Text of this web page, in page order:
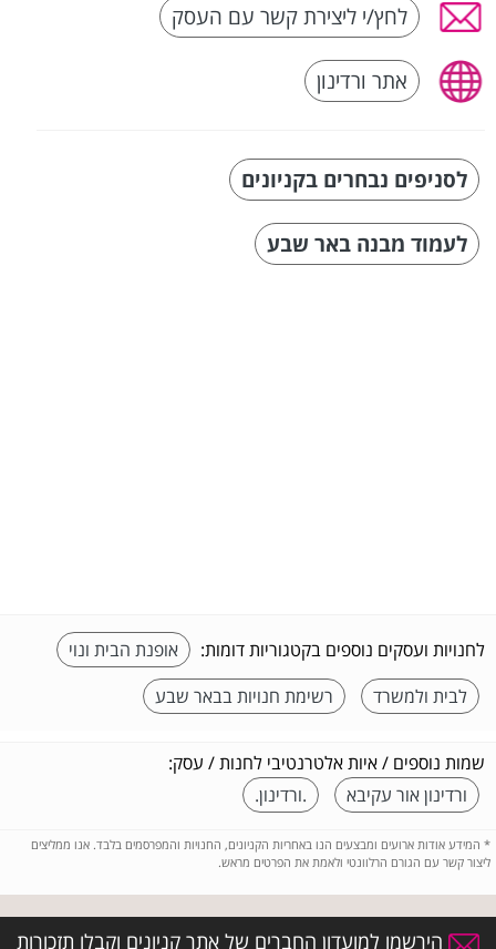
לחץ/י ליצירת קשר עם העסק
אתר ורדינון
לסניפים נבחרים בקניונים
לעמוד מבנה באר שבע
לחנויות ועסקים נוספים בקטגוריות דומות:
אופנת הבית ונוי
לבית ולמשרד
רשימת חנויות בבאר שבע
שמות נוספים / איות אלטרנטיבי לחנות / עסק:
ורדינון אור עקיבא
.ורדינון.
* המידע אודות ארועים ומבצעים הנו באחריות הקניונים, החנויות והמפרסמים בלבד. אנו ממליצים
ליצור קשר עם הגורם הרלוונטי ולאמת את הפרטים מראש.
הירשמו למועדון החברים של אתר קניונים וקבלו תזכורות